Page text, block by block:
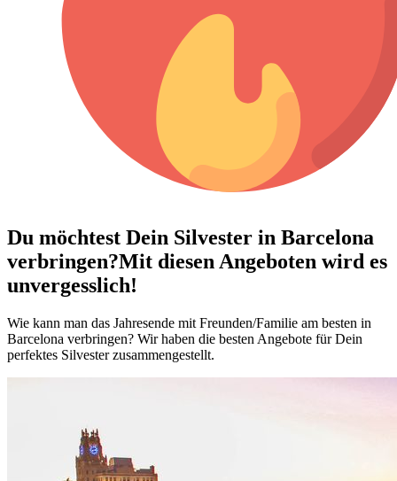
Du möchtest Dein Silvester in Barcelona
verbringen?Mit diesen Angeboten wird es
unvergesslich!
Wie kann man das Jahresende mit Freunden/Familie am besten in
Barcelona verbringen? Wir haben die besten Angebote für Dein
perfektes Silvester zusammengestellt.